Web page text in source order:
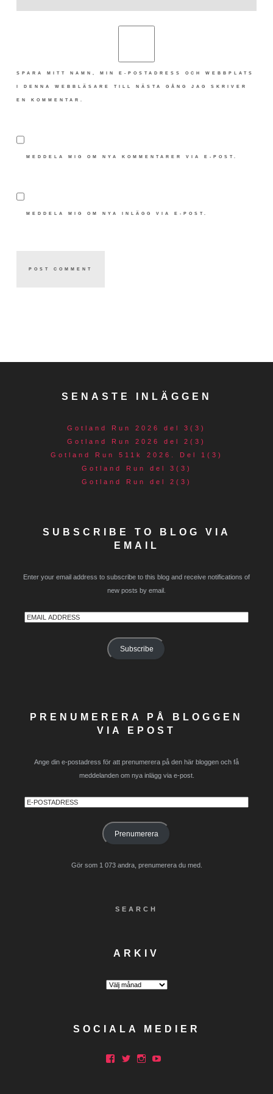
SPARA MITT NAMN, MIN E-POSTADRESS OCH WEBBPLATS
I DENNA WEBBLÄSARE TILL NÄSTA GÅNG JAG SKRIVER
EN KOMMENTAR.
MEDDELA MIG OM NYA KOMMENTARER VIA E-POST.
MEDDELA MIG OM NYA INLÄGG VIA E-POST.
SENASTE INLÄGGEN
Gotland Run 2026 del 3(3)
Gotland Run 2026 del 2(3)
Gotland Run 511k 2026. Del 1(3)
Gotland Run del 3(3)
Gotland Run del 2(3)
SUBSCRIBE TO BLOG VIA
EMAIL
Enter your email address to subscribe to this blog and receive notifications of
new posts by email.
Email
Subscribe
PRENUMERERA PÅ BLOGGEN
VIA EPOST
Ange din e-postadress för att prenumerera på den här bloggen och få
meddelanden om nya inlägg via e-post.
E-
Prenumerera
Gör som 1 073 andra, prenumerera du med.
SEARCH
ARKIV
Arkiv
SOCIALA MEDIER
Facebook
Twitter
Instagram